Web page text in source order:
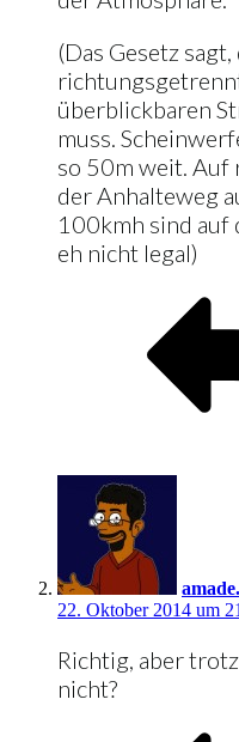
(Das Gesetz
überblickbaren
muss.
so 50m weit. Auf
der Anhalteweg
100kmh sind auf
eh nicht legal)
22. Oktober 2014 um
Richtig, aber
nicht?